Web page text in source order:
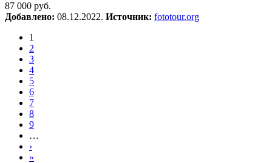
87 000 руб.
Добавлено: 08.12.2022. Источник: fototour.org
1
2
3
4
5
6
7
8
9
…
›
»